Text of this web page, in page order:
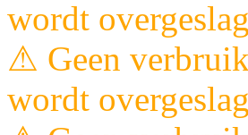
wordt
⚠ Geen
wordt